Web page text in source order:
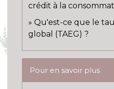
crédit à la
Qu'est-ce que le
global (TAEG) ?
Pour en savoir plus